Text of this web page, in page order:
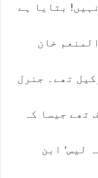
بتایا ہے
خان
تھے۔ جنرل
تھے جیسا کہ
لیس‘ ابن